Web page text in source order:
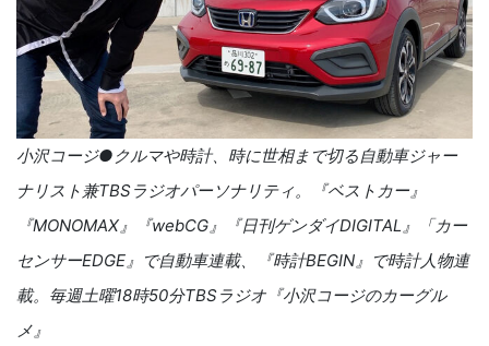
小沢コージ●クルマや時計、時に世相まで切る自動車ジャー
ナリスト兼TBSラジオパーソナリティ。『ベストカー』
『MONOMAX』『webCG』『日刊ゲンダイDIGITAL』「カー
センサーEDGE』で自動車連載、『時計BEGIN』で時計人物連
載。毎週土曜18時50分TBSラジオ『小沢コージのカーグル
メ』